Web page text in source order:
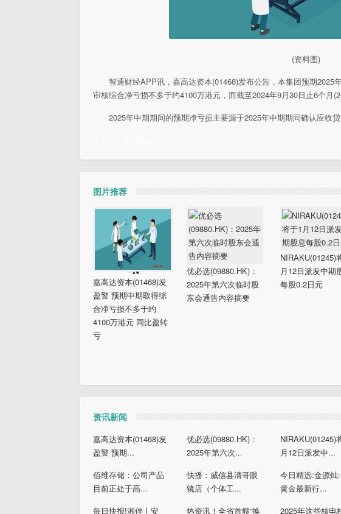
(资料图)
智通财经APP讯，嘉高达资本(01468)发布公告，本集团预期2025
审核综合净亏损不多于约4100万港元，而截至2024年9月30日止6个月
2025年中期期间的预期净亏损主要源于2025年中期期间确认应收
图片推荐
嘉高达资本(01468)发
盈警 预期中期取得综
合净亏损不多于约
4100万港元 同比盈转
亏
优必选(09880.HK)：
2025年第六次临时股
东会通告内容摘要
NIRAKU(01245)
月12日派发中期
每股0.2日元
资讯新闻
嘉高达资本(01468)发
盈警 预期...
优必选(09880.HK)：
2025年第六次...
NIRAKU(01245)
月12日派发中...
佰维存储：公司产品
目前正处于高...
快播：威信县清哥眼
镜店（个体工...
今日精选:金源灿
黄金最新行...
每日快报!湘伴丨安
热资讯！全省首艘“换
2025年这些核电